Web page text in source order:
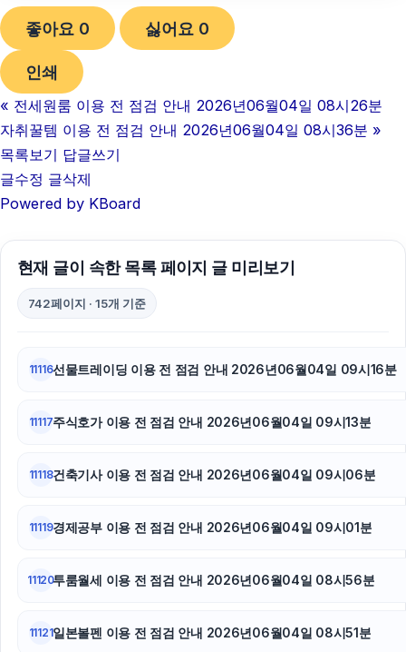
동작구하수구막힘
아고다할인코드
하남하수구막힘
동작하수구막힘
네이버 검색광고
대안학교
좋아요 0 싫어요 0
인쇄
« 전세원룸 이용 전 점검 안내 2026년06월04일 08시26분
자취꿀템 이용 전 점검 안내 2026년06월04일 08시36분 »
목록보기 답글쓰기
글수정 글삭제
Powered by KBoard
현재 글이 속한 목록 페이지 글 미리보기
742페이지 · 15개 기준
11116선물트레이딩 이용 전 점검 안내 2026년06월04일 09시16분
11117주식호가 이용 전 점검 안내 2026년06월04일 09시13분
11118건축기사 이용 전 점검 안내 2026년06월04일 09시06분
11119경제공부 이용 전 점검 안내 2026년06월04일 09시01분
11120투룸월세 이용 전 점검 안내 2026년06월04일 08시56분
11121일본볼펜 이용 전 점검 안내 2026년06월04일 08시51분